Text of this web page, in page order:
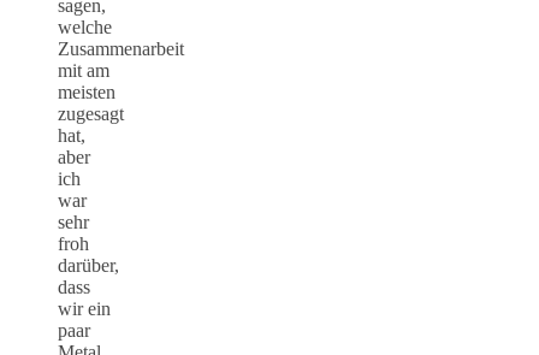
sagen,
welche
Zusammenarbeit
mit am
meisten
zugesagt
hat,
aber
ich
war
sehr
froh
darüber,
dass
wir ein
paar